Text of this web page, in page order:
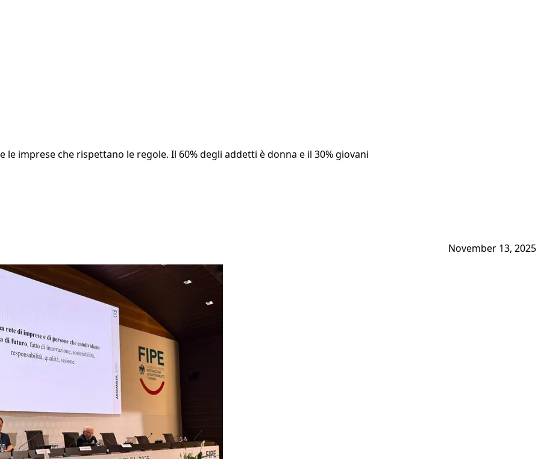
imprese che rispettano le regole. Il 60% degli addetti è donna e il 30% giovani
November 13, 2025